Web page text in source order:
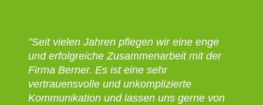
"Seit vielen Jahren pflegen wir eine enge
und erfolgreiche Zusammenarbeit mit der
Firma Berner. Es ist eine sehr
vertrauensvolle und unkomplizierte
Kommunikation und lassen uns gerne von